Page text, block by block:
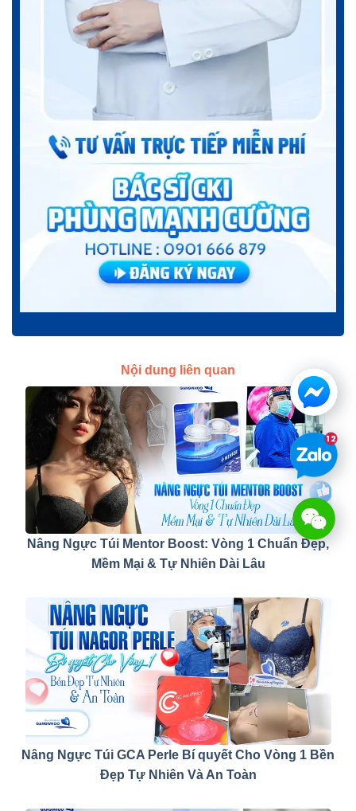
Nội dung liên quan
Nâng Ngực Túi Mentor Boost: Vòng 1 Chuẩn Đẹp,
Mềm Mại & Tự Nhiên Dài Lâu
Nâng Ngực Túi GCA Perle Bí quyết Cho Vòng 1 Bền
Đẹp Tự Nhiên Và An Toàn